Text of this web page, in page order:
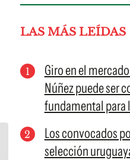
LAS MÁS LEÍDAS
Giro en el
Núñez puede ser
fundamental para
Los convocados
selección